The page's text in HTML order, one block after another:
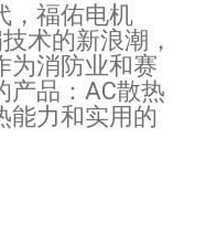
，福佑电机
术的新浪潮，
为消防业和赛
产品：AC散热
能力和实用的